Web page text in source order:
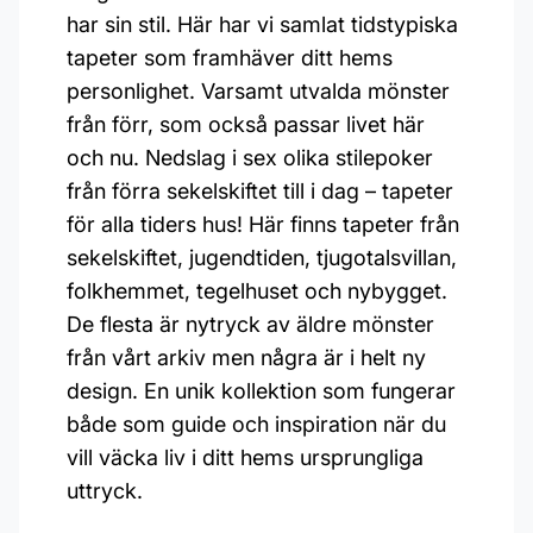
har sin stil. Här har vi samlat tidstypiska
tapeter som framhäver ditt hems
personlighet. Varsamt utvalda mönster
från förr, som också passar livet här
och nu. Nedslag i sex olika stilepoker
från förra sekelskiftet till i dag – tapeter
för alla tiders hus! Här finns tapeter från
sekelskiftet, jugendtiden, tjugotalsvillan,
folkhemmet, tegelhuset och nybygget.
De flesta är nytryck av äldre mönster
från vårt arkiv men några är i helt ny
design. En unik kollektion som fungerar
både som guide och inspiration när du
vill väcka liv i ditt hems ursprungliga
uttryck.